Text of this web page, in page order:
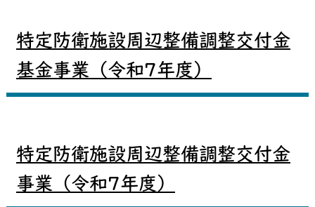
特定防衛施設周辺整備調整交付金
基金事業（令和7年度）
特定防衛施設周辺整備調整交付金
事業（令和7年度）